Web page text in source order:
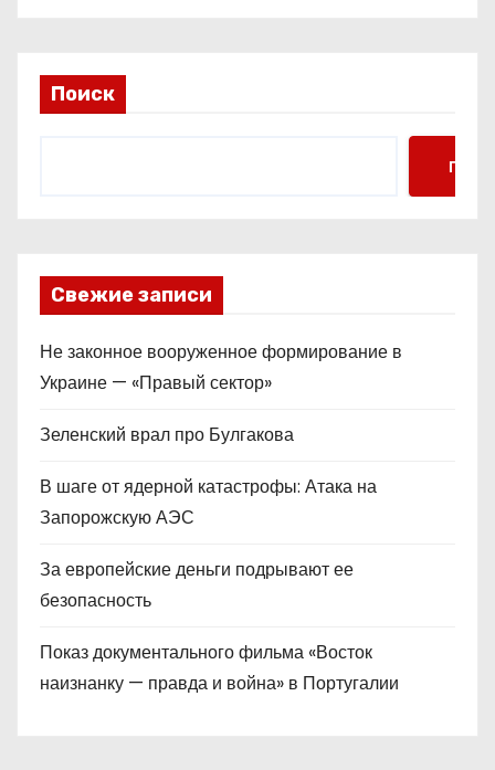
Поиск
Поиск
Свежие записи
Не законное вооруженное формирование в
Украине — «Правый сектор»
Зеленский врал про Булгакова
В шаге от ядерной катастрофы: Атака на
Запорожскую АЭС
За европейские деньги подрывают ее
безопасность
Показ документального фильма «Восток
наизнанку — правда и война» в Португалии